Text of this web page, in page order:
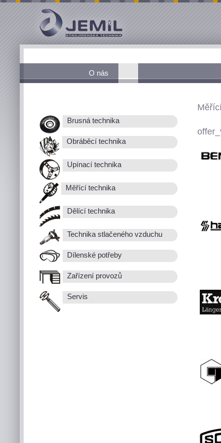
O nás
Brusná technika
Obráběcí technika
Upínací technika
Měřící technika
Dělící technika
Technika stlačeného vzduchu
Dílenské potřeby
Zařízení provozů
Servis